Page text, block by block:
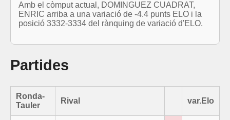
Amb el còmput actual, DOMINGUEZ CUADRAT,
ENRIC arriba a una variació de -4.4 punts ELO i la
posició 3332-3334 del rànquing de variació d'ELO.
Partides
Ronda-
Tauler
Rival var.Elo